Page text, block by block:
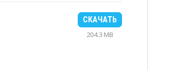
СКАЧАТЬ
204.3 MB